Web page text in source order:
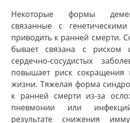
Некоторые формы
связанные с
приводить к ранней смерти.
бывает связана с риском
сердечно-сосудистых
повышает риск сокращения
жизни. Тяжелая форма
к ранней смерти из-за
пневмонии или
результате снижения